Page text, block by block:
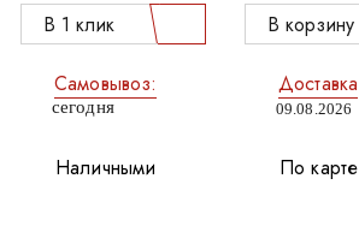
В 1 клик В корзину
Самовывоз:
сегодня
Доставка
09.08.2026
Наличными По карте